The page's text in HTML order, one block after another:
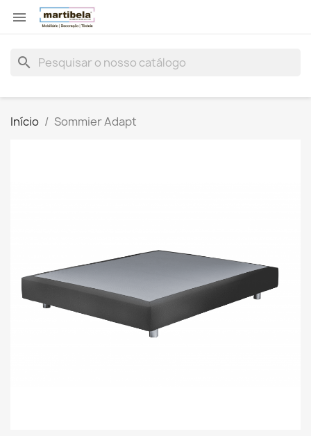

search
Início Sommier Adapt